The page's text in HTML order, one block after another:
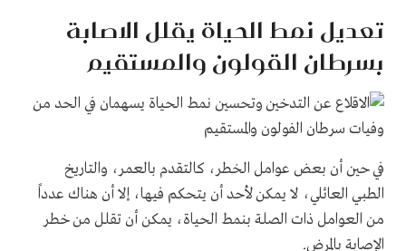
تعديل نمط الحياة يقلل الاصابة
بسرطان القولون والمستقيم
في حين أن بعض عوامل الخطر، كالتقدم بالعمر، والتاريخ
الطبي العائلي، لا يمكن لأحد أن يتحكم فيها، إلا أن هناك عدداً
من العوامل ذات الصلة بنمط الحياة، يمكن أن تقلل من خطر
الإصابة بالمرض.